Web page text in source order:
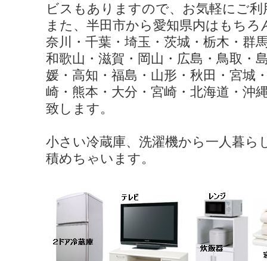
ビスもありますので、お気軽にご
また、半田市から愛知県内はもちろ
奈川・千葉・埼玉・茨城・栃木・群
和歌山・滋賀・岡山・広島・鳥取・
媛・高知・福島・山形・秋田・宮城
崎・熊本・大分・宮崎・北海道・沖
致します。
小さい冷蔵庫、洗濯機から一人暮
積めちゃいます。